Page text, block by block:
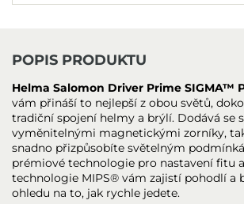
POPIS PRODUKTU
Helma Salomon Driver Prime SIGMA™
vám přináší to nejlepší z obou světů,
tradiční spojení helmy a brýlí. Dodává se
vyměnitelnými magnetickými zorníky,
snadno přizpůsobíte světelným
prémiové technologie pro nastavení fitu
technologie MIPS® vám zajistí pohodlí a
ohledu na to, jak rychle jedete.